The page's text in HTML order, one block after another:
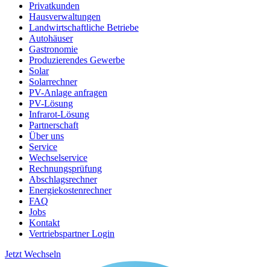
Privatkunden
Hausverwaltungen
Landwirtschaftliche Betriebe
Autohäuser
Gastronomie
Produzierendes Gewerbe
Solar
Solarrechner
PV-Anlage anfragen
PV-Lösung
Infrarot-Lösung
Partnerschaft
Über uns
Service
Wechselservice
Rechnungsprüfung
Abschlagsrechner
Energiekostenrechner
FAQ
Jobs
Kontakt
Vertriebspartner Login
Jetzt Wechseln